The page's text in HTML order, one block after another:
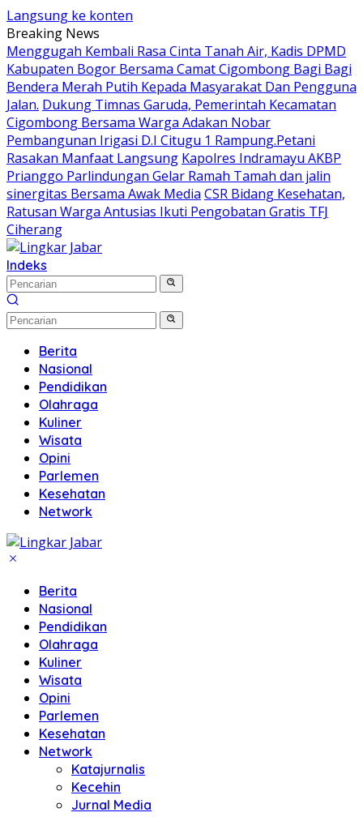
Langsung ke konten
Breaking News
Menggugah Kembali Rasa Cinta Tanah Air, Kadis DPMD
Kabupaten Bogor Bersama Camat Cigombong Bagi Bagi
Bendera Merah Putih Kepada Masyarakat Dan Pengguna
Jalan. Dukung Timnas Garuda, Pemerintah Kecamatan
Cigombong Bersama Warga Adakan Nobar
Pembangunan Irigasi D.I Citugu 1 Rampung.Petani
Rasakan Manfaat Langsung Kapolres Indramayu AKBP
Prianggo Parlindungan Gelar Ramah Tamah dan jalin
sinergitas Bersama Awak Media CSR Bidang Kesehatan,
Ratusan Warga Antusias Ikuti Pengobatan Gratis TFJ
Ciherang
Indeks
Berita
Nasional
Pendidikan
Olahraga
Kuliner
Wisata
Opini
Parlemen
Kesehatan
Network
Berita
Nasional
Pendidikan
Olahraga
Kuliner
Wisata
Opini
Parlemen
Kesehatan
Network
Katajurnalis
Kecehin
Jurnal Media